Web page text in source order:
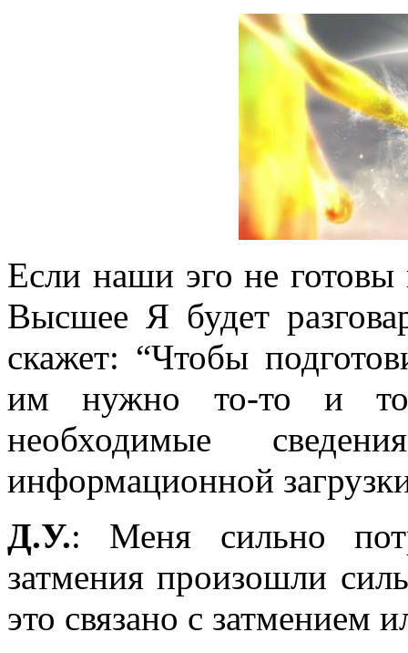
Если наши эго не готовы
Высшее Я будет
скажет: “Чтобы
им нужно то-то и
необходимые
информационной
Д.У.: Меня сильно
затмения произошли
это связано с затмением